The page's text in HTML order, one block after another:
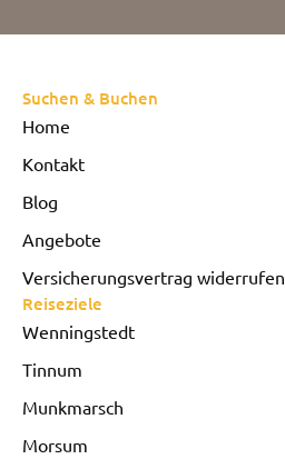
Suchen & Buchen
Home
Kontakt
Blog
Angebote
Versicherungsvertrag widerrufen
Reiseziele
Wenningstedt
Tinnum
Munkmarsch
Morsum